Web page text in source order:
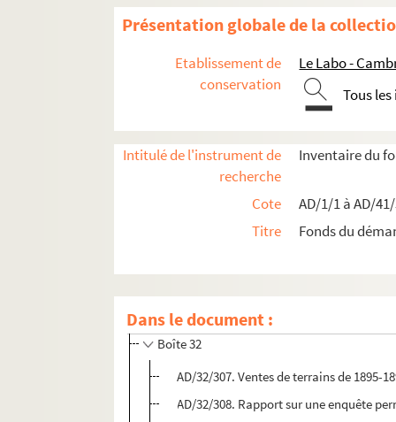
Présentation globale de la
Etablissement de
conservation
Le Labo -
Tous
Intitulé de l'instrument de
recherche
Inventaire du
Cote
AD/1/1 à AD/
Titre
Fonds du
Dans le document :
Bâtiments communaux
Édifices religieux
Travaux de salubrité publique
Aménagements urbains
Boîte 25
Boîte 31
Boîte 32
AD/32/307. Ventes de terrains de 1895-
AD/32/308. Rapport sur une enquête